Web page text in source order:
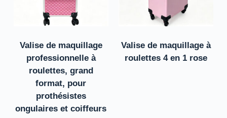
Valise de maquillage
professionnelle à
roulettes, grand
format, pour
prothésistes
ongulaires et coiffeurs
Valise de maquillage à
roulettes 4 en 1 rose